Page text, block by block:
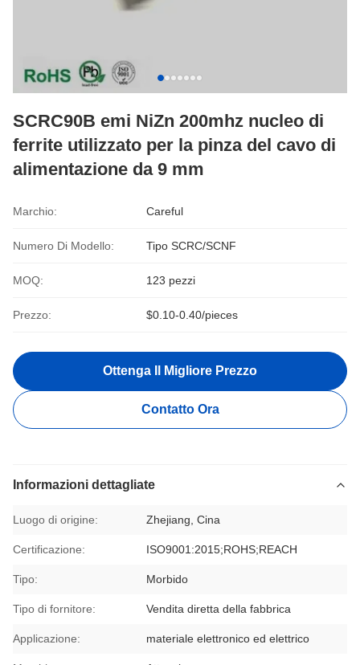
SCRC90B emi NiZn 200mhz nucleo di
ferrite utilizzato per la pinza del cavo di
alimentazione da 9 mm
Marchio: Careful
Numero Di Modello: Tipo SCRC/SCNF
MOQ: 123 pezzi
Prezzo: $0.10-0.40/pieces
Ottenga Il Migliore Prezzo
Contatto Ora
Informazioni dettagliate
Luogo di origine: Zhejiang, Cina
Certificazione: ISO9001:2015;ROHS;REACH
Tipo: Morbido
Tipo di fornitore: Vendita diretta della fabbrica
Applicazione: materiale elettronico ed elettrico